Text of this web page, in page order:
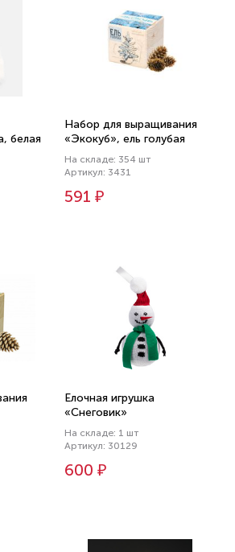
белая
Набор для выращивания
«Экокуб», ель голубая
На складе: 354 шт
Артикул: 3431
591 ₽
Елочная игрушка
«Снеговик»
На складе: 1 шт
Артикул: 30129
600 ₽